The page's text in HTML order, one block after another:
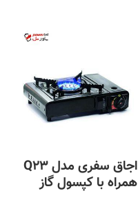
اجاق سفری مدل Q23
همراه با کپسول گاز